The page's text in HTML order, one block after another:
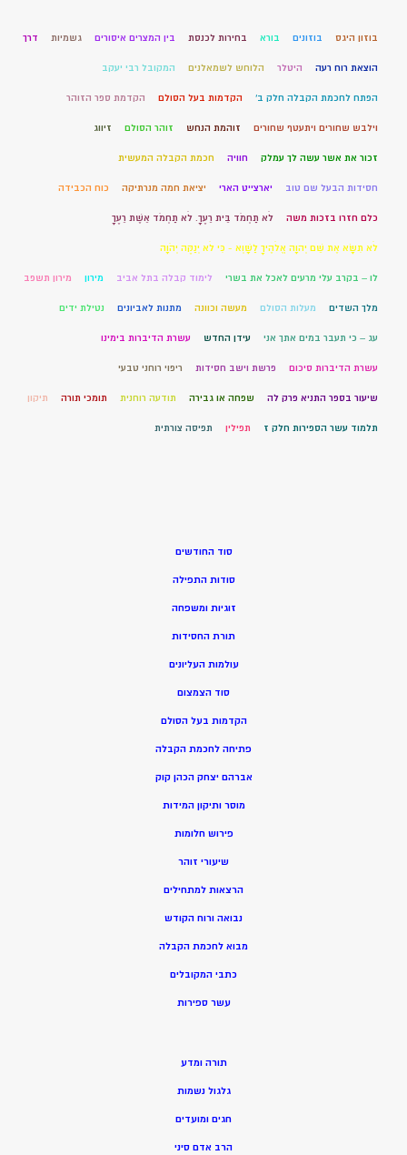
בוזון היגס בוזונים בורא בחירות לכנסת בין המצרים איסורים גשמיות דרך
הוצאת רוח רעה היטלר הלוחש לשמאלנים המקובל רבי יעקב
הפתח לחכמת הקבלה חלק ב' הקדמות בעל הסולם הקדמת ספר הזוהר
וילבש שחורים ויתעטף שחורים זוהמת הנחש זוהר הסולם זיווג
זכור את אשר עשה לך עמלק חוויה חכמת הקבלה המעשית
חסידות הבעל שם טוב יארצייט הארי יציאת חמה מנרתיקה כוח הכבידה
כלם חזרו בזכות משה לֹא תַחְמֹד בֵּית רֵעֶךָ. לֹא תַחְמֹד אֵשֶׁת רֵעֶךָ
לֹא תִשָּׂא אֶת שֵׁם יְהוָה אֱלֹהֶיךָ לַשָּׁוְא - כִּי לֹא יְנַקֶּה יְהֹוָה
לו – בקרב עלי מרעים לאכל את בשרי לימוד קבלה בתל אביב מירון מירון תשפב
מלך השדים מעלות הסולם מעשה וכוונה מתנות לאביונים נטילת ידים
עג – כי תעבר במים אתך אני עידן החדש עשרת הדיברות בימינו
עשרת הדיברות סיכום פרשת וישב חסידות ריפוי רוחני טבעי
שיעור בספר התניא פרק לה שפחה או גבירה תודעה רוחנית תומכי תורה תיקון
תלמוד עשר הספירות חלק ז תפילין תפיסה צורתית
סוד החודשים
סודות התפילה
זוגיות ומשפחה
תורת החסידות
עולמות העליונים
סוד הצמצום
הקדמות בעל הסולם
פתיחה לחכמת הקבלה
אברהם יצחק הכהן קוק
מוסר ותיקון המידות
פירוש חלומות
שיעורי זוהר
הרצאות למתחילים
נבואה ורוח הקודש
מבוא לחכמת הקבלה
כתבי המקובלים
עשר ספירות
תורה ומדע
גלגול נשמות
חגים ומועדים
הרב אדם סיני